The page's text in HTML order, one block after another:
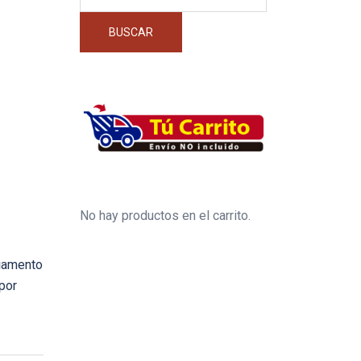
BUSCAR
No hay productos en el carrito.